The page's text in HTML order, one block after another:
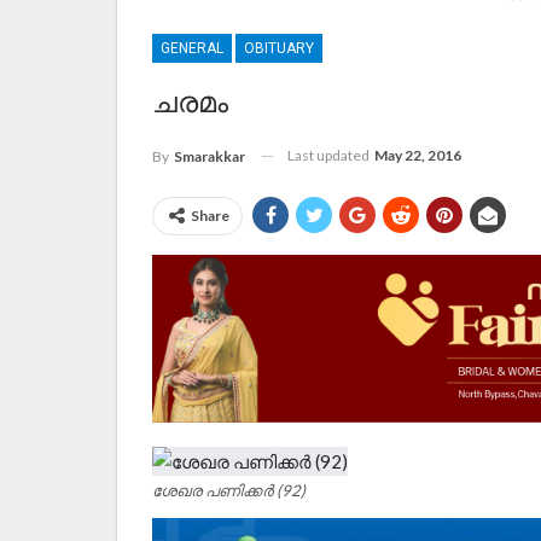
GENERAL OBITUARY
ചരമം
By Smarakkar Last updated May 22, 2016
Share
ശേഖര പണിക്കർ (92)